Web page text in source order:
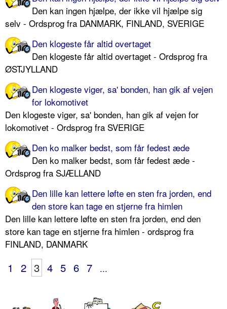
Den kan ingen hjælpe, der ikke vil hjælpe sig
selv - Ordsprog fra DANMARK, FINLAND, SVERIGE
Den klogeste får altid overtaget
Den klogeste får altid overtaget - Ordsprog fra
ØSTJYLLAND
Den klogeste viger, sa' bonden, han gik af vejen
for lokomotivet
Den klogeste viger, sa' bonden, han gik af vejen for
lokomotivet - Ordsprog fra SVERIGE
Den ko malker bedst, som får fedest æde
Den ko malker bedst, som får fedest æde -
Ordsprog fra SJÆLLAND
Den lille kan lettere løfte en sten fra jorden, end
den store kan tage en stjerne fra himlen
Den lille kan lettere løfte en sten fra jorden, end den
store kan tage en stjerne fra himlen - ordsprog fra
FINLAND, DANMARK
1 2 3 4 5 6 7 ...